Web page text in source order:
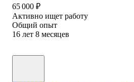
65 000 ₽
Активно ищет работу
Общий опыт
16 лет 8 месяцев